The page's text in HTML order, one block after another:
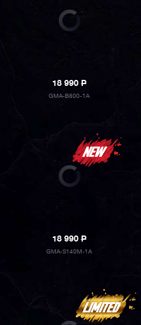
18 990P
GMA-B800-1A
18 990P
GMA-S140M-1A